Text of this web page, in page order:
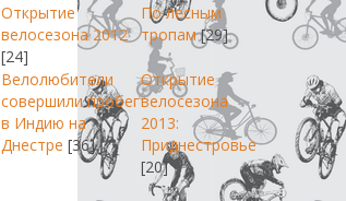
Открытие
велосезона 2012
[24]
По лесным
тропам [29]
Велолюбители
совершили пробег
в Индию на
Днестре [36]
Открытие
велосезона
2013:
Приднестровье
[20]